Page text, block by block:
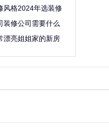
风格2024年选装修
装修公司需要什么
漂亮姐姐家的新房